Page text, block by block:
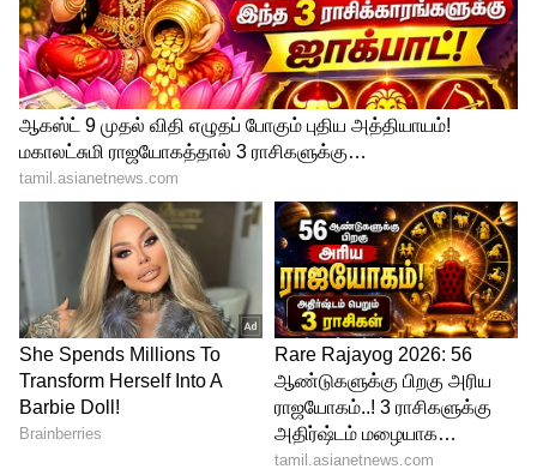
ஆய்வு, திட்ட அறிக்கை தயாரித்தல், நிதி
மேலாண்மை, அடிப்படை கணக்குகள் -ERP
Tally, ஜிஎஸ்டி, இ-வே பில், சிறு வணிகம்
தொடர்பான சட்டங்கள், மாநில தொழில்
கொள்கை, MSME வகைப்பாடு பதிவுகளைப்
பற்றி விளக்கங்கள், ஆகியவை பற்றி
விளக்கப்படும்.